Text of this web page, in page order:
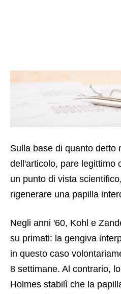
Sulla base di quanto detto
dell'articolo, pare legittimo
un punto di vista
rigenerare una papilla
Negli anni '60, Kohl e
su primati: la gengiva
in questo caso
8 settimane. Al contrario,
Holmes stabilì che la